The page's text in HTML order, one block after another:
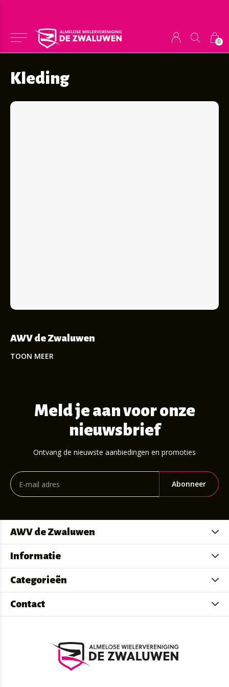
0
Kleding
AWV de Zwaluwen
TOON MEER
Meld je aan voor onze
nieuwsbrief
Ontvang de nieuwste aanbiedingen en promoties
Abonneer
AWV de Zwaluwen
Informatie
Categorieën
Contact